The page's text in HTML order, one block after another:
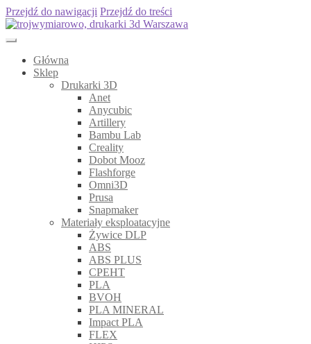
Przejdź do nawigacji Przejdź do treści
Główna
Sklep
Drukarki 3D
Anet
Anycubic
Artillery
Bambu Lab
Creality
Dobot Mooz
Flashforge
Omni3D
Prusa
Snapmaker
Materiały eksploatacyjne
Żywice DLP
ABS
ABS PLUS
CPEHT
PLA
BVOH
PLA MINERAL
Impact PLA
FLEX